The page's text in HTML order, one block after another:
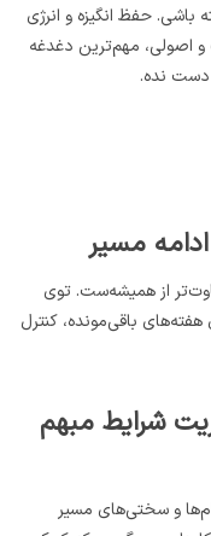
باشی. حفظ انگیزه و انرژی
و اصولی، مهم‌ترین دغدغه
دست نده.
از همیشه‌ست. توی
باقی‌مونده، کنترل
مدیریت شرایط مبهم
و سختی‌های مسیر